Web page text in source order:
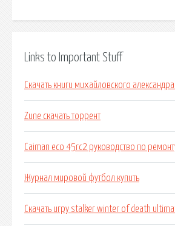
Links to Important Stuff
Скачать книги михайловского
Zune скачать торрент
Caiman eco 45rc2 руководство по
Журнал мировой футбол купить
Скачать игру stalker winter of death